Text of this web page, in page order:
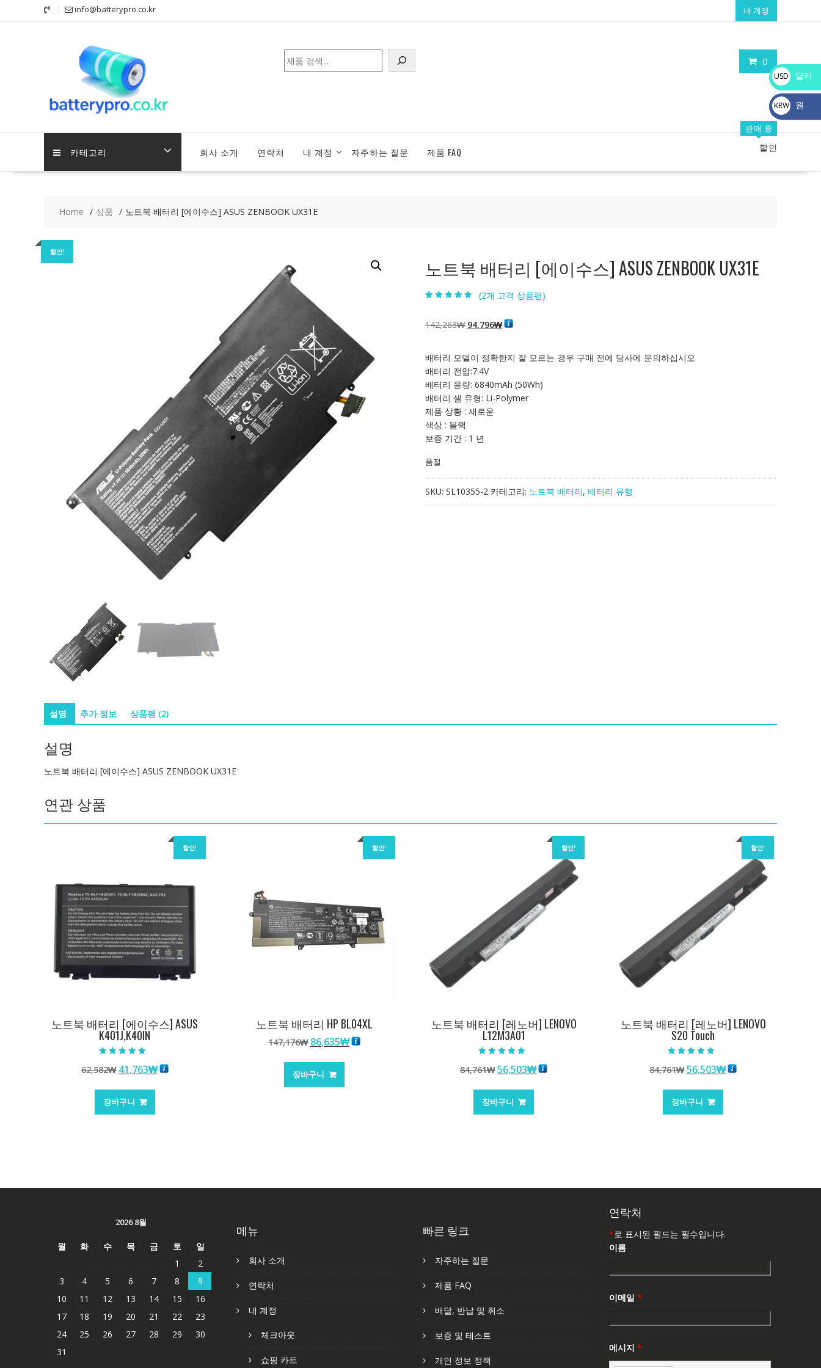
info@batterypro.co.kr 내 계정
0
검
색
카테고리 회사 소개 연락처 내 계정 자주하는 질문 제품 FAQ
판매 중
할인
Home 상품 노트북 배터리 [에이수스] ASUS ZENBOOK UX31E
할인!
노트북 배터리 [에이수스] ASUS ZENBOOK UX31E
으로 5점 만
점에점으로
(2개 고객 상품평)
142,263₩ 원
격:
142,263₩
94,796₩현
격:
배터리 모델이 정확한지 잘 모르는 경우 구매 전에 당사에 문의하십시오
배터리 전압:7.4V
배터리 용량: 6840mAh (50Wh)
배터리 셀 유형: Li-Polymer
제품 상황 : 새로운
색상 : 블랙
보증 기간 : 1 년
품절
SKU: SL10355-2 카테고리: 노트북 배터리, 배터리 유형
설명 추가 정보 상품평 (2)
설명
노트북 배터리 [에이수스] ASUS ZENBOOK UX31E
연관 상품
할인!
노트북 배터리 [에이수스] ASUS
K401J,K40IN
5.00
로 평가됨
62,582₩ 원
가
격:
41,763₩현
장바구니
할인!
노트북 배터리 HP BL04XL
147,176₩ 원
가
격:
86,635₩현
장바구니
할인!
노트북 배터리 [레노버] LENOVO
L12M3A01
5.00
로 평가됨
84,761₩ 원
가
격:
56,503₩현
장바구니
할인!
노트북 배터리 [레노버] LENOVO
S20 Touch
4.50
로 평가됨
84,761₩원
가
격:
56,503₩현
장바구니
2026 8월
월 화 수 목 금 토
일
1
2
3
4 5 6 7 8
9
10
11 12 13 14 15
16
17
18 19 20 21 22
23
24
25 26 27 28 29
30
31
메뉴
회사 소개
연락처
내 계정
체크아웃
쇼핑 카트
빠른 링크
자주하는 질문
제품 FAQ
배달, 반납 및 취소
보증 및 테스트
개인 정보 정책
연락처
*로 표시된 필드는 필수입니다.
이름
이메일 *
메시지 *
USD
$
달러
KRW
₩
원